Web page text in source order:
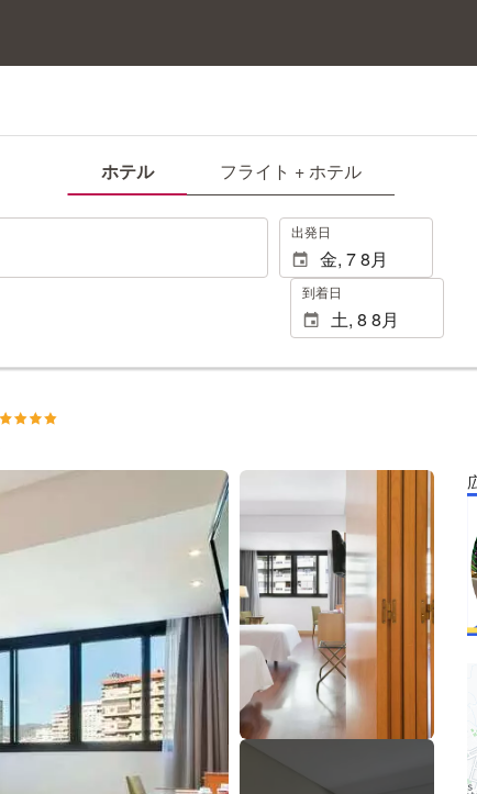
ホテル フライト + ホテル
. 出発日
到着日